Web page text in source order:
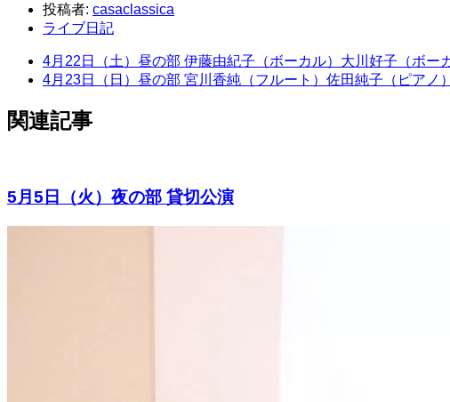
投稿者: casaclassica
ライブ日記
4月22日（土）昼の部 伊藤由紀子（ボーカル）大川好子（ボー
4月23日（日）昼の部 宮川香純（フルート）佐田純子（ピアノ）
関連記事
5月5日（火）夜の部 貸切公演